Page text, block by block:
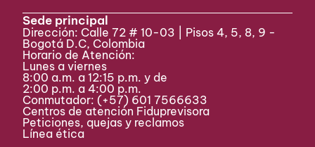
Sede principal
Dirección: Calle 72 # 10-03 | Pisos 4, 5, 8, 9 -
Bogotá D.C, Colombia
Horario de Atención:
Lunes a viernes
8:00 a.m. a 12:15 p.m. y de
2:00 p.m. a 4:00 p.m.
Conmutador: (+57) 601 7566633
Centros de atención Fiduprevisora
Peticiones, quejas y reclamos
Línea ética